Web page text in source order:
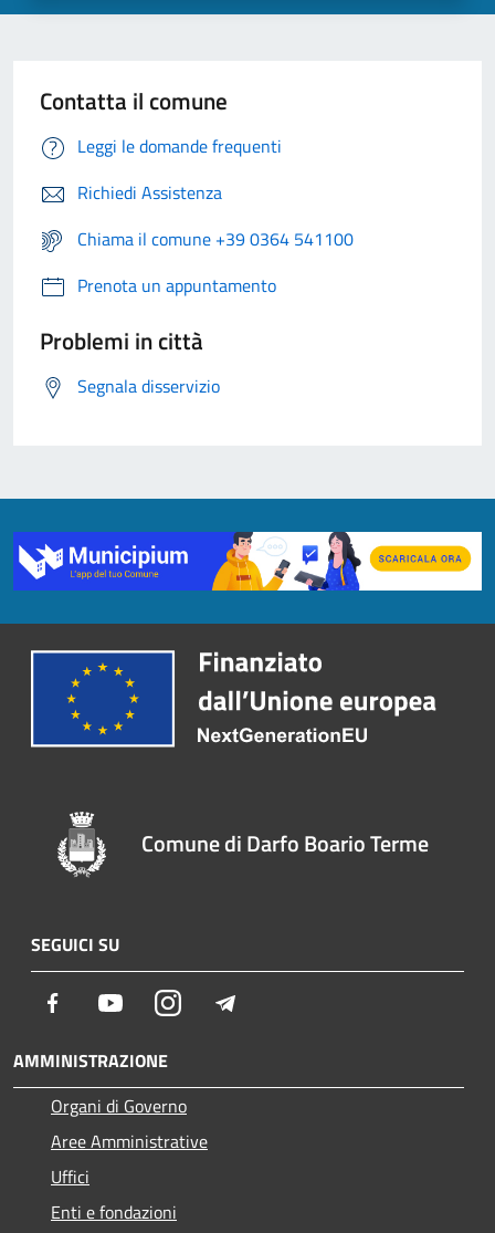
Contatta il comune
Leggi le domande frequenti
Richiedi Assistenza
Chiama il comune +39 0364 541100
Prenota un appuntamento
Problemi in città
Segnala disservizio
Comune di Darfo Boario Terme
SEGUICI SU
Facebook YoutubeInstagram
AMMINISTRAZIONE
Organi di Governo
Aree Amministrative
Uffici
Enti e fondazioni